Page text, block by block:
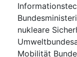
nukleare
Mobilität